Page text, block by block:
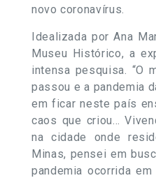
novo coronavírus.
Idealizada por Ana
Museu Histórico, a
intensa pesquisa. “O
passou e a pandemia
em ficar neste país
caos que criou…
na cidade onde
Minas, pensei em
pandemia ocorrida